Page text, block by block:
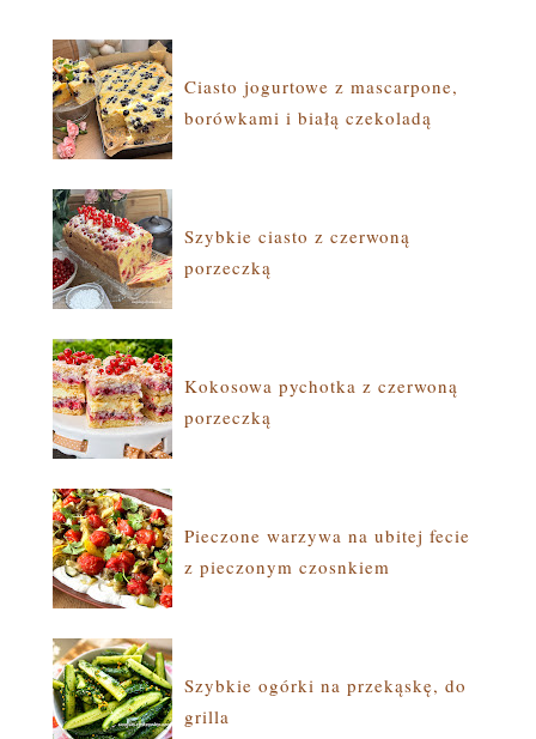
Ciasto jogurtowe z mascarpone,
borówkami i białą czekoladą
Szybkie ciasto z czerwoną
porzeczką
Kokosowa pychotka z czerwoną
porzeczką
Pieczone warzywa na ubitej fecie
z pieczonym czosnkiem
Szybkie ogórki na przekąskę, do
grilla